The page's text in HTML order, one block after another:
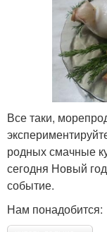
Все таки,
родных смачные
сегодня Новый
событие.
Нам понадобится: